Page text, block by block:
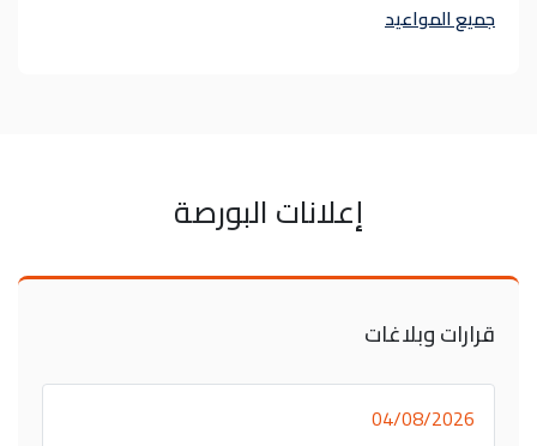
جميع المواعيد
إعلانات البورصة
قرارات وبلاغات
04/08/2026